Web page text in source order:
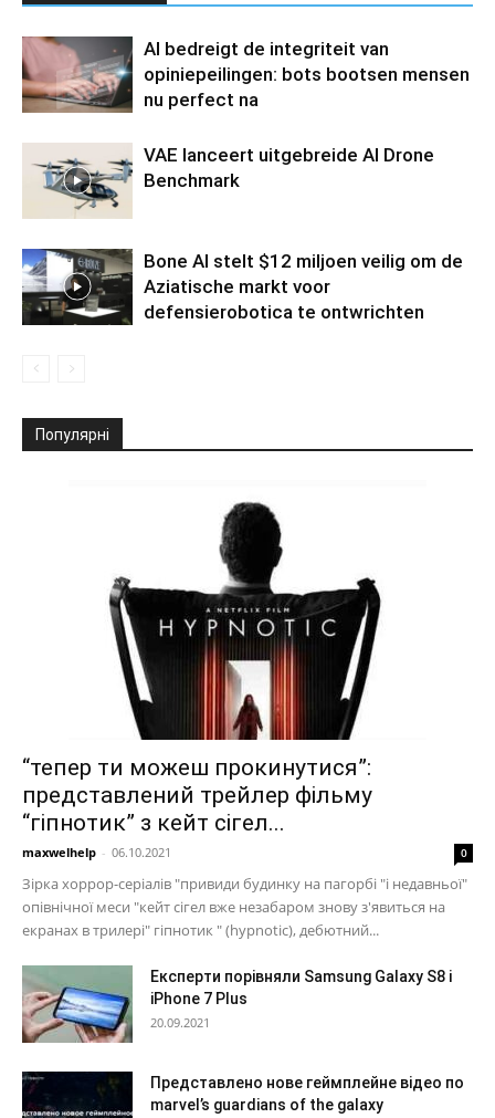
AI bedreigt de integriteit van
opiniepeilingen: bots bootsen mensen
nu perfect na
VAE lanceert uitgebreide AI Drone
Benchmark
Bone AI stelt $12 miljoen veilig om de
Aziatische markt voor
defensierobotica te ontwrichten
Популярні
“тепер ти можеш прокинутися”:
представлений трейлер фільму
“гіпнотик” з кейт сігел...
maxwelhelp - 06.10.2021 0
Зірка хоррор-серіалів "привиди будинку на пагорбі "і недавньої"
опівнічної меси "кейт сігел вже незабаром знову з'явиться на
екранах в трилері" гіпнотик " (hypnotic), дебютний...
Експерти порівняли Samsung Galaxy S8 і
iPhone 7 Plus
20.09.2021
Представлено нове геймплейне відео по
marvel’s guardians of the galaxy